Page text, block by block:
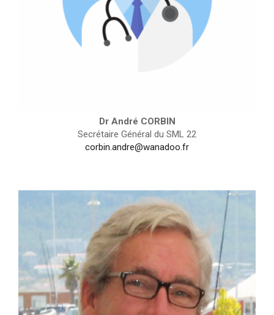
Dr André CORBIN
Secrétaire Général du SML 22
corbin.andre@wanadoo.fr